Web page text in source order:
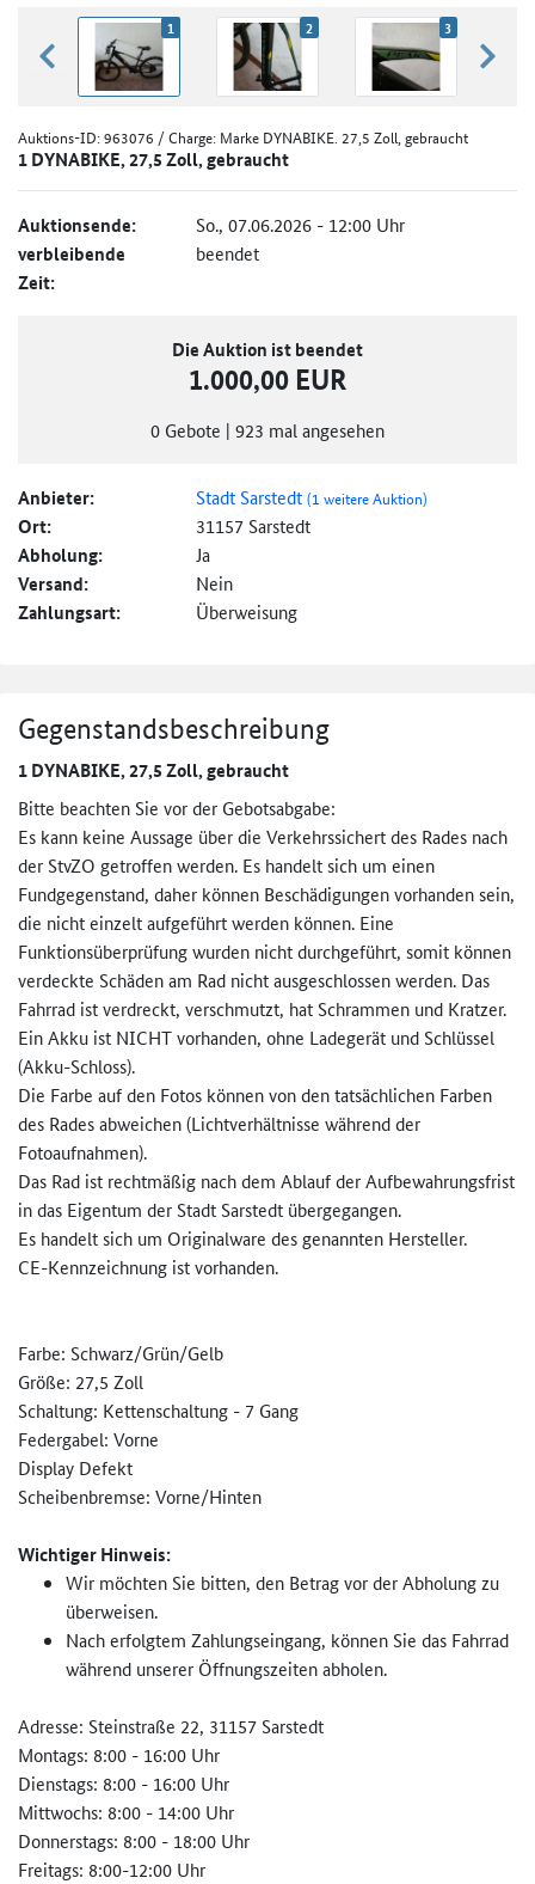
zurück blättern
1 2 3
Auktions-ID:963076 / Charge: Marke DYNABIKE. 27,5 Zoll, gebraucht
1 DYNABIKE, 27,5 Zoll, gebraucht
Auktionsende: So., 07.06.2026 - 12:00 Uhr
verbleibende
Zeit:
beendet
Die Auktion ist beendet
1.000,00 EUR
0 Gebote | 923 mal angesehen
Anbieter: Stadt Sarstedt(1 weitere Auktion)
Ort: 31157 Sarstedt
Abholung: Ja
Versand: Nein
Zahlungsart: Überweisung
Gegenstandsbeschreibung
1 DYNABIKE, 27,5 Zoll, gebraucht
Bitte beachten Sie vor der Gebotsabgabe:
Es kann keine Aussage über die Verkehrssichert des Rades nach
der StvZO getroffen werden. Es handelt sich um einen
Fundgegenstand, daher können Beschädigungen vorhanden sein,
die nicht einzelt aufgeführt werden können. Eine
Funktionsüberprüfung wurden nicht durchgeführt, somit können
verdeckte Schäden am Rad nicht ausgeschlossen werden. Das
Fahrrad ist verdreckt, verschmutzt, hat Schrammen und Kratzer.
Ein Akku ist NICHT vorhanden, ohne Ladegerät und Schlüssel
(Akku-Schloss).
Die Farbe auf den Fotos können von den tatsächlichen Farben
des Rades abweichen (Lichtverhältnisse während der
Fotoaufnahmen).
Das Rad ist rechtmäßig nach dem Ablauf der Aufbewahrungsfrist
in das Eigentum der Stadt Sarstedt übergegangen.
Es handelt sich um Originalware des genannten Hersteller.
CE-Kennzeichnung ist vorhanden.
Farbe: Schwarz/Grün/Gelb
Größe: 27,5 Zoll
Schaltung: Kettenschaltung - 7 Gang
Federgabel: Vorne
Display Defekt
Scheibenbremse: Vorne/Hinten
Wichtiger Hinweis:
Wir möchten Sie bitten, den Betrag vor der Abholung zu
überweisen.
Nach erfolgtem Zahlungseingang, können Sie das Fahrrad
während unserer Öffnungszeiten abholen.
Adresse: Steinstraße 22, 31157 Sarstedt
Montags: 8:00 - 16:00 Uhr
Dienstags: 8:00 - 16:00 Uhr
Mittwochs: 8:00 - 14:00 Uhr
Donnerstags: 8:00 - 18:00 Uhr
Freitags: 8:00-12:00 Uhr